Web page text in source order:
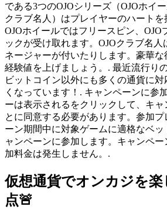
である3つのOJOシリーズ（OJOホイ
クラブ名人）はプレイヤーのハートを
OJOホイールではフリースピン、OJO
ックが受け取れます。OJOクラブ名
ネージャーが付いたりします。豪華な
経験値を上げましょう。. 最近流行り
ビットコイン以外にも多くの通貨に
くなっています！. キャンペーンに参
ーは表示されるをクリックして、キャ
とに同意する必要があります。参加
ーン期間中に対象ゲームに適格なベ
ャンペーンに参加します。キャンペ
加料金は発生しません。.
仮想通貨でオンカジを
点🚨